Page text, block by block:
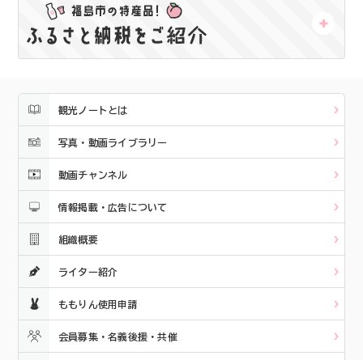
観光ノートとは
写真・動画ライブラリー
動画チャンネル
情報掲載・広告について
組織概要
ライター紹介
ももりん使用申請
会員募集・名義後援・共催